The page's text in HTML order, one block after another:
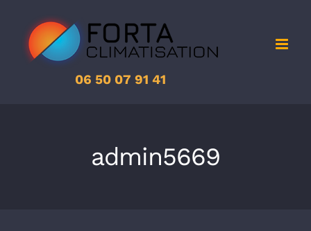
contenu
06 50 07 91 41
admin5669